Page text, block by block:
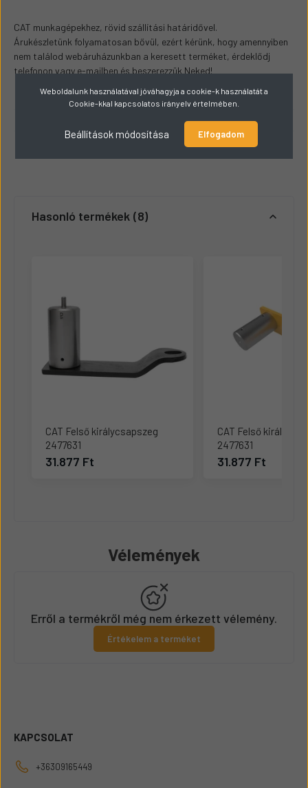
CAT munkagépekhez, rövid szállítási határidővel.
Árukészletünk folyamatosan bővül, ezért kérünk, hogy amennyiben
nem találod webáruházunkban a keresett terméket, érdeklődj
telefonon vagy e-mailben és beszerezzük Neked!
50mm
244mm
Hasonló termékek 8
CAT Felső királycsapszeg
2477631
31.877 Ft
CAT Felső
2477631
31.877 Ft
Vélemények
Erről a termékről még nem érkezett vélemény.
Értékelem a terméket
KAPCSOLAT
+36309165449
Weboldalunk használatával jóváhagyja a cookie-k használatát a
Cookie-kkal kapcsolatos irányelv értelmében.
Beállítások módosítása Elfogadom